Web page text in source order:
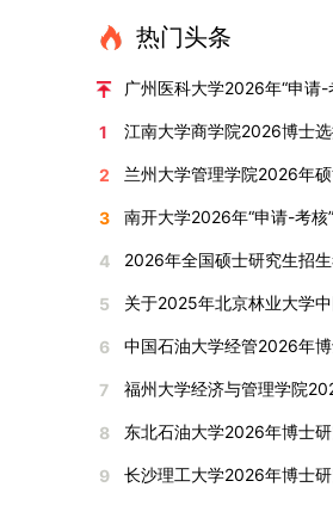
士在内的资深科研人员组成
学术指导，并支持参与国际
助，保障学生潜心学业与研
道在培养过程中表现优异者
程（一）基本申请条件不同
足相应规定：本科直博生须
请者应满足当年度上海交通
基本条件及各学院补充规定
达成一致后进行网上报名：
间登录国家推荐免试服务系
网报名系统，选择“国家实
读学校及学院发布的招生章
下载并填写《博士入学申请
10:00前寄达经济学院研究
清单顺序整理提交。材料不
责，报名信息一经确认提交
料进行资格审查，核实考生
环境。（二）完善“五育并
全面发展的育人体系。通过
社会实践等多种途径，提升
人。二、优化招生与学科结
西南林业大学主动对接国家
育服务经济社会发展的能力
一级学科博士点、1个博士
五”期间，学校研究生规模
究生规模增长达211%。在
招生宣传平台，持续推进招
起全面推行“申请-考核”制
热门头条
1
2
3
4
5
6
7
8
9 长沙理工大学2026年博士